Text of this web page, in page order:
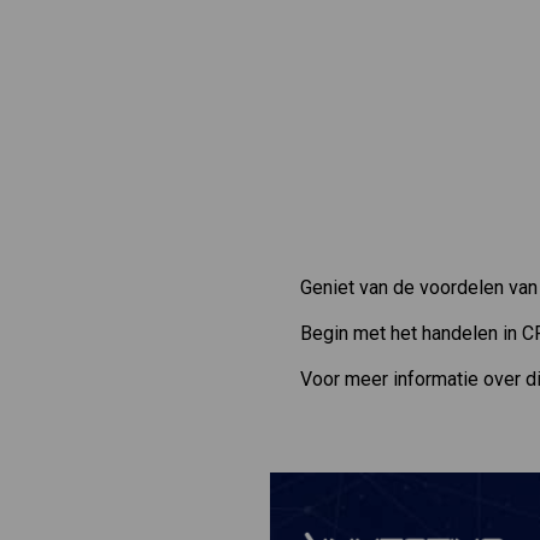
Geniet van de voordelen
Begin met het handelen in
Voor meer informatie over